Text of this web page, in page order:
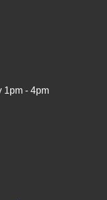
1pm - 4pm